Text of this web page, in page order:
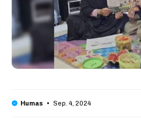
Humas Sep. 4, 2024